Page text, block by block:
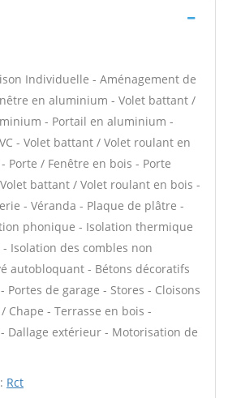
Individuelle - Aménagement de
en aluminium - Volet battant /
- Portail en aluminium -
- Volet battant / Volet roulant en
- Porte / Fenêtre en bois - Porte
battant / Volet roulant en bois -
- Véranda - Plaque de plâtre -
phonique - Isolation thermique
Isolation des combles non
autobloquant - Bétons décoratifs
Portes de garage - Stores - Cloisons
Chape - Terrasse en bois -
Dallage extérieur - Motorisation de
Rct